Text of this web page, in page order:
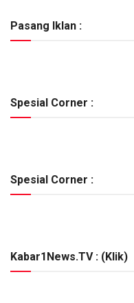
Pasang Iklan :
Spesial Corner :
Spesial Corner :
Kabar1News.TV : (Klik)